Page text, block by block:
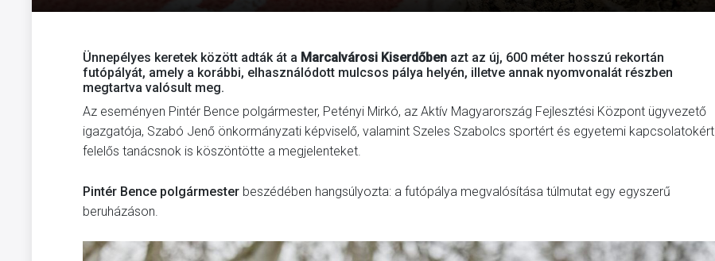
Ünnepélyes keretek között adták át a Marcalvárosi Kiserdőben azt az új, 600 méter hosszú rekortán
futópályát, amely a korábbi, elhasználódott mulcsos pálya helyén, illetve annak nyomvonalát részben
megtartva valósult meg.
Az eseményen Pintér Bence polgármester, Petényi Mirkó, az Aktív Magyarország Fejlesztési Központ ügyvezető
igazgatója, Szabó Jenő önkormányzati képviselő, valamint Szeles Szabolcs sportért és egyetemi kapcsolatokért
felelős tanácsnok is köszöntötte a megjelenteket.
Pintér Bence polgármester beszédében hangsúlyozta: a futópálya megvalósítása túlmutat egy egyszerű
beruházáson.